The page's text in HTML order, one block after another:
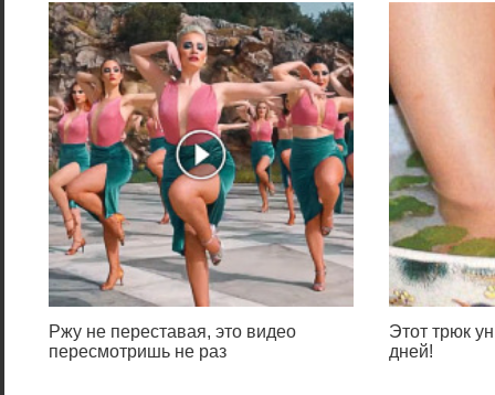
Ржу не переставая, это видео
пересмотришь не раз
Этот трюк
дней!